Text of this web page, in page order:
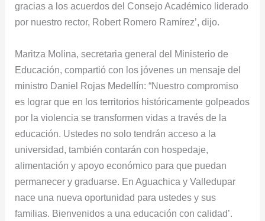
gracias a los acuerdos del Consejo Académico liderado
por nuestro rector, Robert Romero Ramírez’, dijo.
Maritza Molina, secretaria general del Ministerio de
Educación, compartió con los jóvenes un mensaje del
ministro Daniel Rojas Medellín: “Nuestro compromiso
es lograr que en los territorios históricamente golpeados
por la violencia se transformen vidas a través de la
educación. Ustedes no solo tendrán acceso a la
universidad, también contarán con hospedaje,
alimentación y apoyo económico para que puedan
permanecer y graduarse. En Aguachica y Valledupar
nace una nueva oportunidad para ustedes y sus
familias. Bienvenidos a una educación con calidad’.